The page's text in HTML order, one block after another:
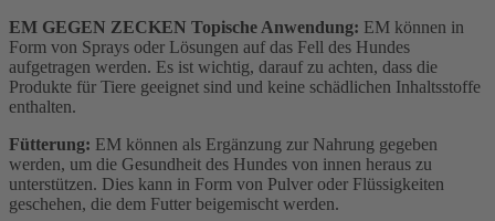
EM GEGEN ZECKEN Topische Anwendung: EM können in
Form von Sprays oder Lösungen auf das Fell des Hundes
aufgetragen werden. Es ist wichtig, darauf zu achten, dass die
Produkte für Tiere geeignet sind und keine schädlichen Inhaltsstoffe
enthalten.
Fütterung: EM können als Ergänzung zur Nahrung gegeben
werden, um die Gesundheit des Hundes von innen heraus zu
unterstützen. Dies kann in Form von Pulver oder Flüssigkeiten
geschehen, die dem Futter beigemischt werden.